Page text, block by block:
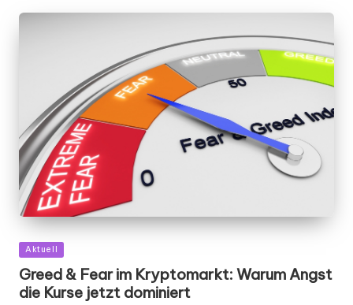
Posted
Aktuell
Greed & Fear im Kryptomarkt: Warum Angst
die Kurse jetzt dominiert